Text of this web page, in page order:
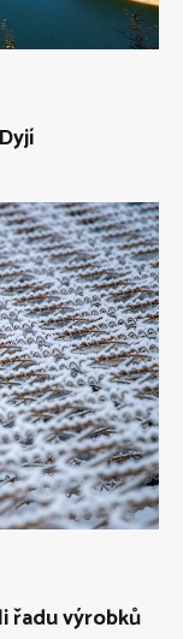
řadu výrobků